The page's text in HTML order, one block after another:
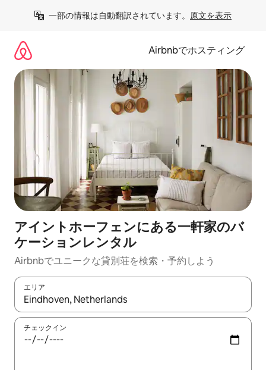
一部の情報は自動翻訳されています。 原文を表示
Airbnbでホスティング
アイントホーフェンにある一軒家のバ
ケーションレンタル
Airbnbでユニークな貸別荘を検索・予約しよう
エリア
検索結果が表示されたら、上下の矢印キーを使って移動するか
チェックイン